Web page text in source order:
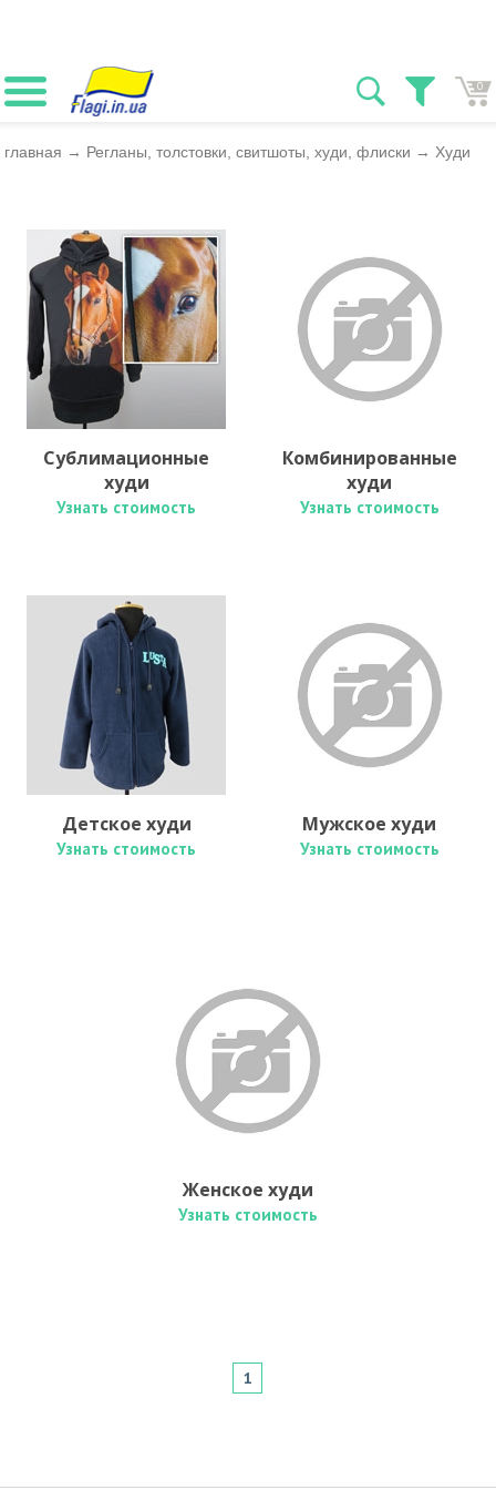
0
главная → Регланы, толстовки, свитшоты, худи, флиски → Худи
Сублимационные
худи
Узнать стоимость
Комбинированные
худи
Узнать стоимость
Детское худи
Узнать стоимость
Мужское худи
Узнать стоимость
Женское худи
Узнать стоимость
1